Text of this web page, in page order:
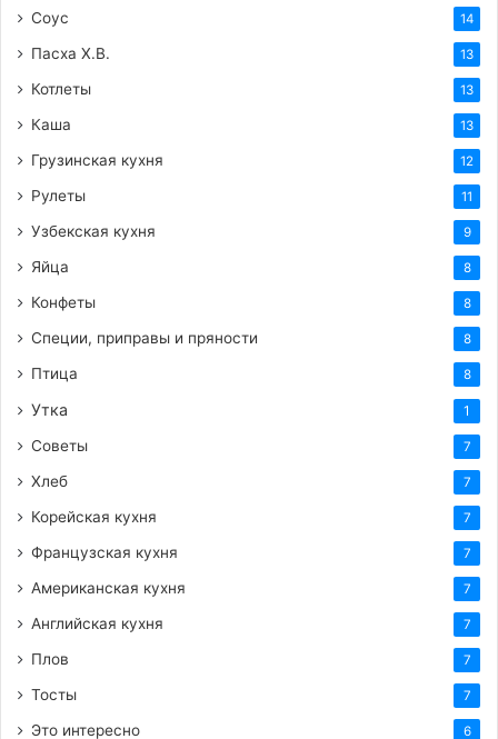
Соус 14
Пасха Х.В. 13
Котлеты 13
Каша 13
Грузинская кухня 12
Рулеты 11
Узбекская кухня 9
Яйца 8
Конфеты 8
Специи, приправы и пряности 8
Птица 8
Утка 1
Советы 7
Хлеб 7
Корейская кухня 7
Французская кухня 7
Американская кухня 7
Английская кухня 7
Плов 7
Тосты 7
Это интересно 6